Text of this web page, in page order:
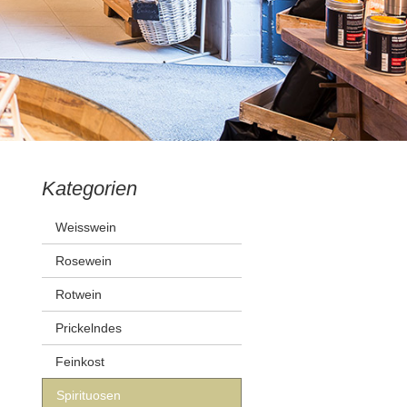
Kategorien
Weisswein
Rosewein
Rotwein
Prickelndes
Feinkost
Spirituosen